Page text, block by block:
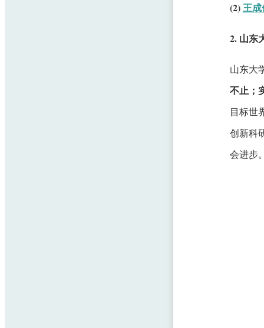
(2)王成
2. 山东
山东大
不止；
目标世
创新科
会进步